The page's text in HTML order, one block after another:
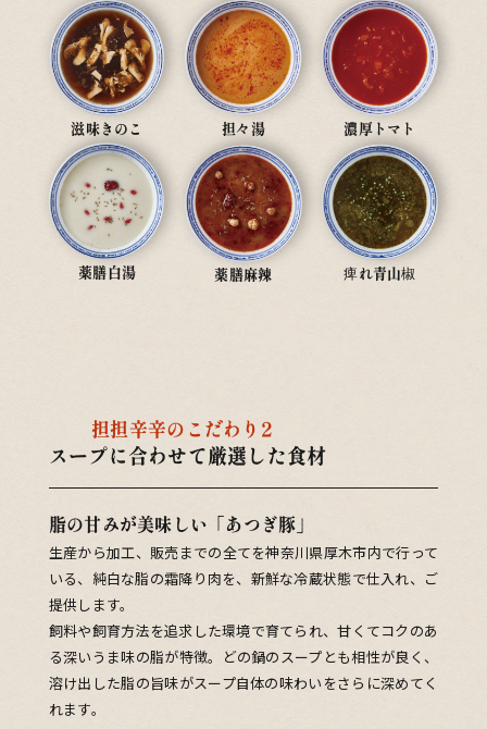
滋味きのこ 担々湯 濃厚トマト
薬膳白湯 薬膳麻辣 痺れ青山椒
担担辛辛のこだわり2
スープに合わせて厳選した食材
脂の甘みが美味しい「あつぎ豚」
生産から加工、販売までの全てを神奈川県厚木市内で行って
いる、純白な脂の霜降り肉を、新鮮な冷蔵状態で仕入れ、ご
提供します。
飼料や飼育方法を追求した環境で育てられ、甘くてコクのあ
る深いうま味の脂が特徴。どの鍋のスープとも相性が良く、
溶け出した脂の旨味がスープ自体の味わいをさらに深めてく
れます。